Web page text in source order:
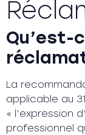
Qu’est-
La
applicable au
« l’expression
professionnel